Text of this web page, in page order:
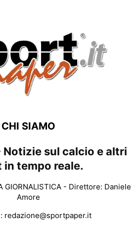
CHI SIAMO
Notizie sul calcio e altri
in tempo reale.
GIORNALISTICA - Direttore: Daniele
Amore
redazione@sportpaper.it